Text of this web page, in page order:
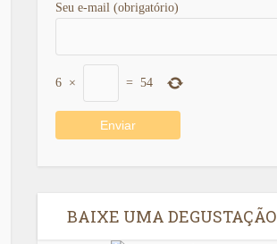
Seu e-mail (obrigatório)
6 × = 54
BAIXE UMA DEGUSTAÇÃO